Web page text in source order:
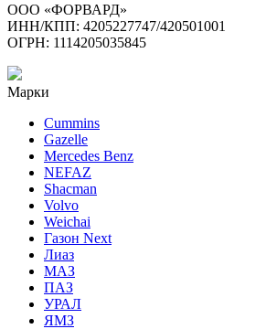
ООО «ФОРВАРД»
ИНН/КПП: 4205227747/420501001
ОГРН: 1114205035845
Марки
Cummins
Gazelle
Mercedes Benz
NEFAZ
Shacman
Volvo
Weichai
Газон Next
Лиаз
МАЗ
ПАЗ
УРАЛ
ЯМЗ